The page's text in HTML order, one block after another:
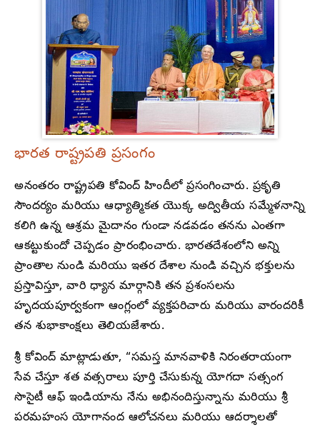
భారత రాష్ట్రపతి ప్రసంగం
అనంతరం రాష్ట్రపతి కోవింద్ హిందీలో ప్రసంగించారు. ప్రకృతి
సౌందర్యం మరియు ఆధ్యాత్మికత యొక్క అద్వితీయ సమ్మేళనాన్ని
కలిగి ఉన్న ఆశ్రమ మైదానం గుండా నడవడం తనను ఎంతగా
ఆకట్టుకుందో చెప్పడం ప్రారంభించారు. భారతదేశంలోని అన్ని
ప్రాంతాల నుండి మరియు ఇతర దేశాల నుండి వచ్చిన భక్తులను
ప్రస్తావిస్తూ, వారి ధ్యాన మార్గానికి తన ప్రశంసలను
హృదయపూర్వకంగా ఆంగ్లంలో వ్యక్తపరిచారు మరియు వారందరికీ
తన శుభాకాంక్షలు తెలియజేశారు.
శ్రీ కోవింద్ మాట్లాడుతూ, “సమస్త మానవాళికి నిరంతరాయంగా
సేవ చేస్తూ శత వత్సరాలు పూర్తి చేసుకున్న యోగదా సత్సంగ
సొసైటీ ఆఫ్ ఇండియాను నేను అభినందిస్తున్నాను మరియు శ్రీ
పరమహంస యోగానంద ఆలోచనలు మరియు ఆదర్శాలతో